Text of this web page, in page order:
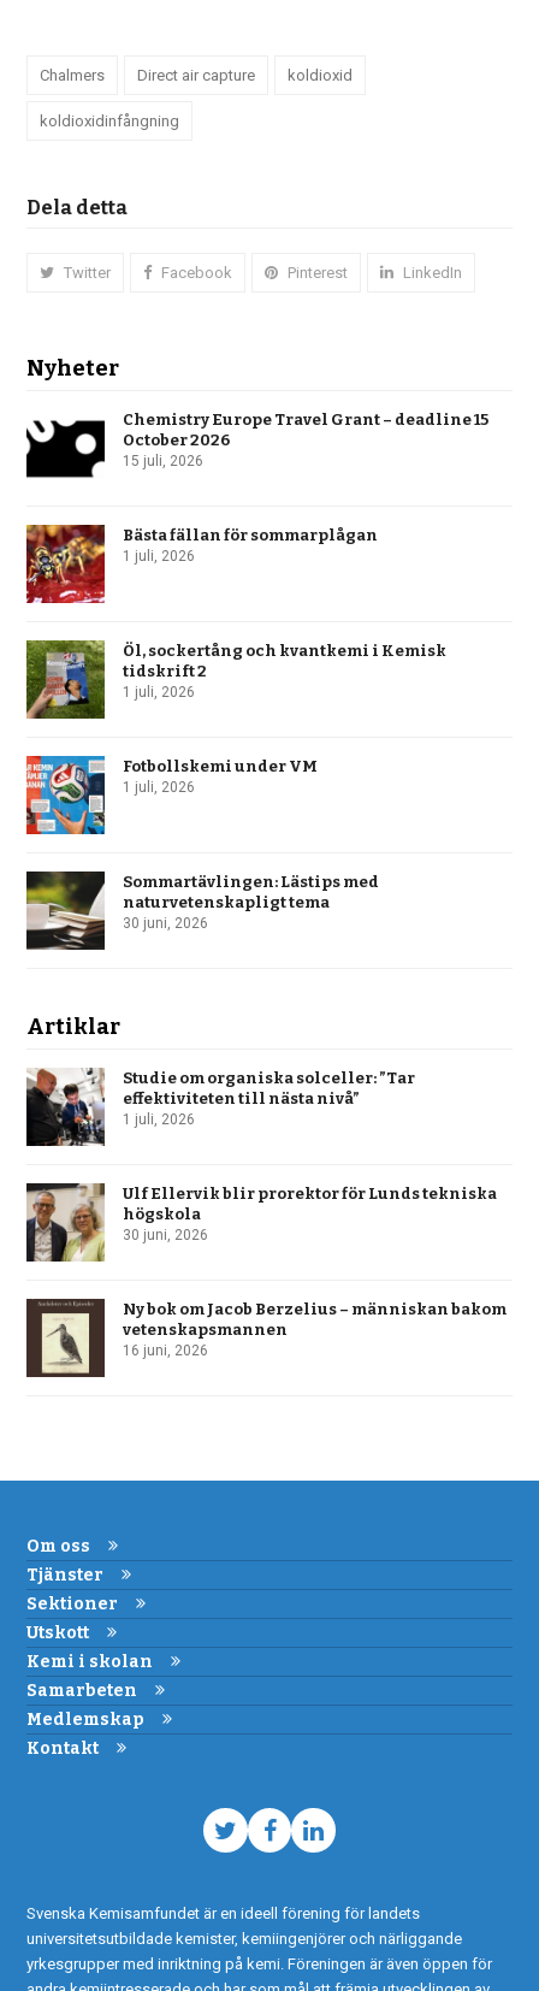
Chalmers Direct air capture koldioxid
koldioxidinfångning
Dela detta
Twitter Facebook Pinterest LinkedIn
Nyheter
Chemistry Europe Travel Grant – deadline 15
October 2026
15 juli, 2026
Bästa fällan för sommarplågan
1 juli, 2026
Öl, sockertång och kvantkemi i Kemisk
tidskrift 2
1 juli, 2026
Fotbollskemi under VM
1 juli, 2026
Sommartävlingen: Lästips med
naturvetenskapligt tema
30 juni, 2026
Artiklar
Studie om organiska solceller: ”Tar
effektiviteten till nästa nivå”
1 juli, 2026
Ulf Ellervik blir prorektor för Lunds tekniska
högskola
30 juni, 2026
Ny bok om Jacob Berzelius – människan bakom
vetenskapsmannen
16 juni, 2026
Om oss
Tjänster
Sektioner
Utskott
Kemi i skolan
Samarbeten
Medlemskap
Kontakt
TwitterFacebook
LinkedIn
Svenska Kemisamfundet är en ideell förening för landets
universitetsutbildade kemister, kemiingenjörer och närliggande
yrkesgrupper med inriktning på kemi. Föreningen är även öppen för